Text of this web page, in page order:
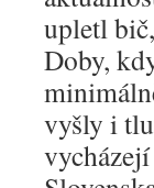
upletl
Doby,
vyšly i